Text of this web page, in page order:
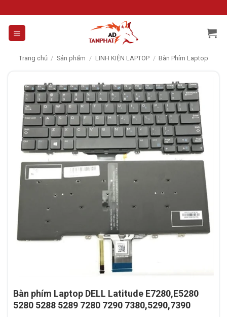
to
content
Trang chủ / Sản phẩm / LINH KIỆN LAPTOP / Bàn Phím Laptop
Bàn phím Laptop DELL Latitude E7280,E5280
5280 5288 5289 7280 7290 7380,5290,7390